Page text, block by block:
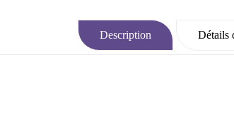
Description Détails